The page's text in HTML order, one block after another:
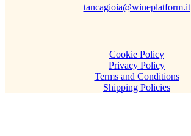
tancagioia@wineplatform.it
Cookie Policy
Privacy Policy
Terms and Conditions
Shipping Policies